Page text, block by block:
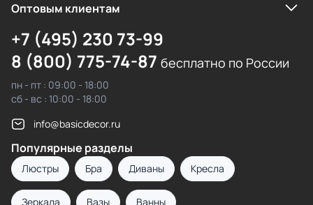
Оптовым клиентам
+7 (495) 230 73-99
8 (800) 775-74-87 бесплатно по России
пн - пт : 09:00 - 18:00
сб - вс : 10:00 - 18:00
info@basicdecor.ru
Популярные разделы
Люстры Бра Диваны Кресла
Зеркала Вазы Ванны